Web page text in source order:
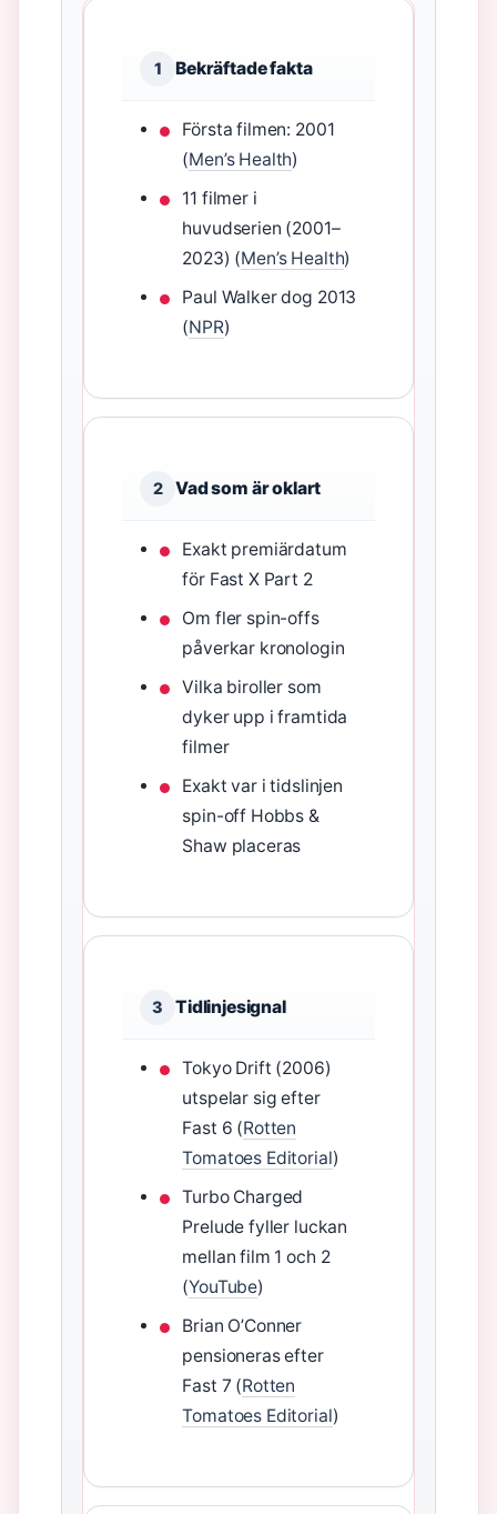
1 Bekräftade fakta
Första filmen: 2001
(Men’s Health)
11 filmer i
huvudserien (2001–
2023) (Men’s Health)
Paul Walker dog 2013
(NPR)
2 Vad som är oklart
Exakt premiärdatum
för Fast X Part 2
Om fler spin-offs
påverkar kronologin
Vilka biroller som
dyker upp i framtida
filmer
Exakt var i tidslinjen
spin-off Hobbs &
Shaw placeras
3 Tidlinjesignal
Tokyo Drift (2006)
utspelar sig efter
Fast 6 (Rotten
Tomatoes Editorial)
Turbo Charged
Prelude fyller luckan
mellan film 1 och 2
(YouTube)
Brian O’Conner
pensioneras efter
Fast 7 (Rotten
Tomatoes Editorial)